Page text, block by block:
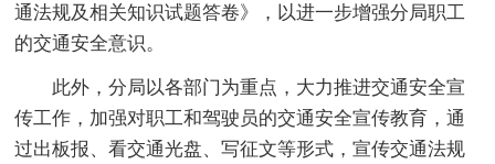
通法规及相关知识试题答卷》，以进一步增强分局职工
的交通安全意识。
此外，分局以各部门为重点，大力推进交通安全宣
传工作，加强对职工和驾驶员的交通安全宣传教育，通
过出板报、看交通光盘、写征文等形式，宣传交通法规